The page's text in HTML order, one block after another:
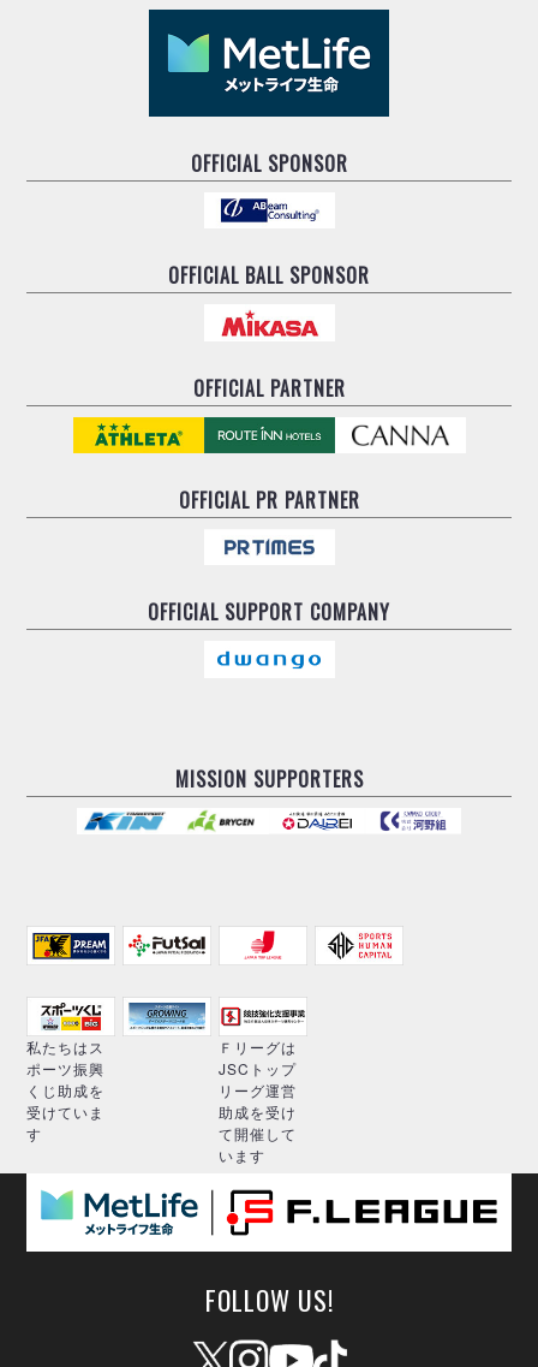
OFFICIAL SPONSOR
OFFICIAL BALL SPONSOR
OFFICIAL PARTNER
OFFICIALPR PARTNER
OFFICIAL SUPPORT COMPANY
MISSION SUPPORTERS
私たちはス
ポーツ振興
くじ助成を
受けていま
す
Ｆリーグは
JSCトップ
リーグ運営
助成を受け
て開催して
います
FOLLOW US!